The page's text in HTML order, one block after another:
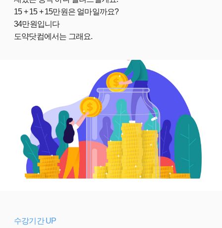
15 + 15 + 15만원은 얼마일까요?
34만원입니다
도약닷컴에서는 그래요.
수강기간 UP